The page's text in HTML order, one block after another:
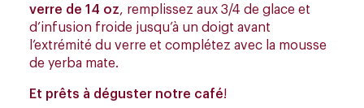
verre de 14 oz, remplissez aux 3/4 de glace et
d’infusion froide jusqu’à un doigt avant
l’extrémité du verre et complétez avec la mousse
de yerba mate.
Et prêts à déguster notre café!